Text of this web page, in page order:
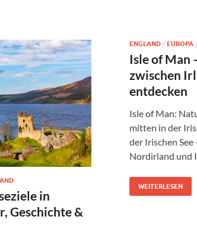
in
Geschichte &
ENGLAND / EUROPA /
Isle of Man
zwischen
entdecken
Isle of Man:
mitten in der
der Irischen See
Nordirland und
WEITERLESEN